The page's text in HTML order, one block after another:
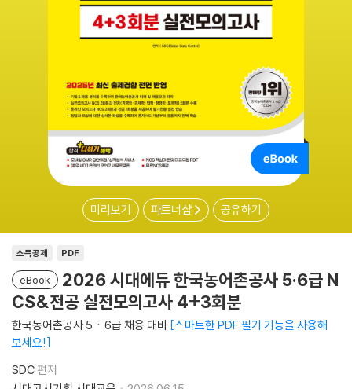
미리보기 파트너샵 공유하기
소득공제 PDF
eBook
2026 시대에듀 한국농어촌공사 5·6급 N
CS&전공 실전모의고사 4+3회분
한국농어촌공사 5ㆍ6급 채용 대비 스마트한 PDF 필기 기능을 사용해
보세요!
SDC편저